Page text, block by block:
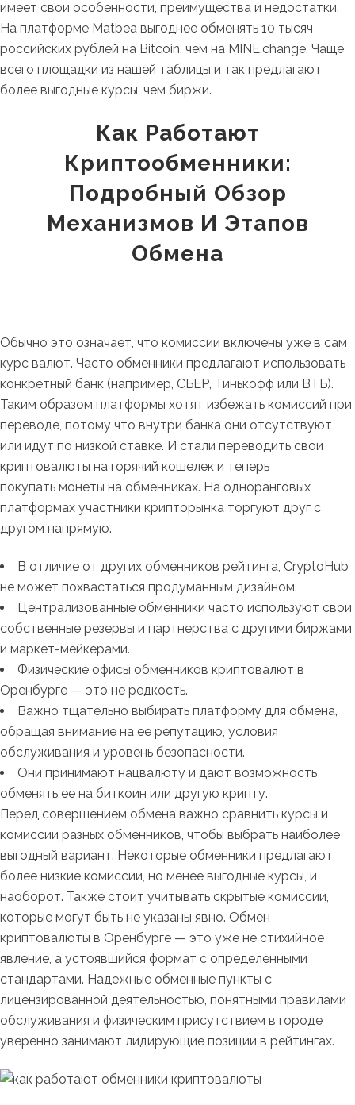
имеет свои особенности, преимущества и недостатки.
На платформе Matbea выгоднее обменять 10 тысяч
российских рублей на Bitcoin, чем на MINE.change. Чаще
всего площадки из нашей таблицы и так предлагают
более выгодные курсы, чем биржи.
Как Работают
Криптообменники:
Подробный Обзор
Механизмов И Этапов
Обмена
Обычно это означает, что комиссии включены уже в сам
курс валют. Часто обменники предлагают использовать
конкретный банк (например, СБЕР, Тинькофф или ВТБ).
Таким образом платформы хотят избежать комиссий при
переводе, потому что внутри банка они отсутствуют
или идут по низкой ставке. И стали переводить свои
криптовалюты на горячий кошелек и теперь
покупать монеты на обменниках. На одноранговых
платформах участники крипторынка торгуют друг с
другом напрямую.
В отличие от других обменников рейтинга, CryptoHub
не может похвастаться продуманным дизайном.
Централизованные обменники часто используют свои
собственные резервы и партнерства с другими биржами
и маркет-мейкерами.
Физические офисы обменников криптовалют в
Оренбурге — это не редкость.
Важно тщательно выбирать платформу для обмена,
обращая внимание на ее репутацию, условия
обслуживания и уровень безопасности.
Они принимают нацвалюту и дают возможность
обменять ее на биткоин или другую крипту.
Перед совершением обмена важно сравнить курсы и
комиссии разных обменников, чтобы выбрать наиболее
выгодный вариант. Некоторые обменники предлагают
более низкие комиссии, но менее выгодные курсы, и
наоборот. Также стоит учитывать скрытые комиссии,
которые могут быть не указаны явно. Обмен
криптовалюты в Оренбурге — это уже не стихийное
явление, а устоявшийся формат с определенными
стандартами. Надежные обменные пункты с
лицензированной деятельностью, понятными правилами
обслуживания и физическим присутствием в городе
уверенно занимают лидирующие позиции в рейтингах.